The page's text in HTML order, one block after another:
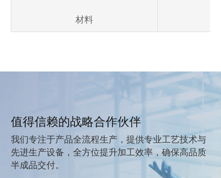
材料
值得信赖的战略合作伙伴
我们专注于产品全流程生产，提供专业工艺技术与
先进生产设备，全方位提升加工效率，确保高品质
半成品交付。